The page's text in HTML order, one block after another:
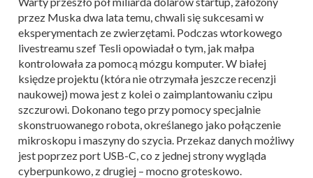
przez Muska dwa lata temu, chwali się sukcesami w
eksperymentach ze zwierzętami. Podczas wtorkowego
livestreamu szef Tesli opowiadał o tym, jak małpa
kontrolowała za pomocą mózgu komputer. W białej
księdze projektu (która nie otrzymała jeszcze recenzji
naukowej) mowa jest z kolei o zaimplantowaniu czipu
szczurowi. Dokonano tego przy pomocy specjalnie
skonstruowanego robota, określanego jako połączenie
mikroskopu i maszyny do szycia. Przekaz danych możliwy
jest poprzez port USB-C, co z jednej strony wygląda
cyberpunkowo, z drugiej – mocno groteskowo.